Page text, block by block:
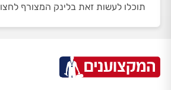
תוכלו לעשות זאת בלינק המצורף לחצו